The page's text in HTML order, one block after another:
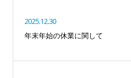
2025.12.30
年末年始の休業に関して